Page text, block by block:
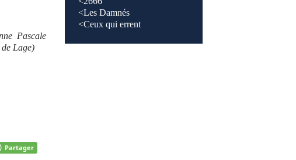
Pascale
Lage)
Partager
<Les Damnés
<Ceux qui errent